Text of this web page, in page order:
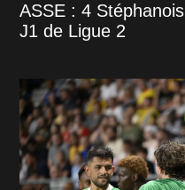
ASSE : 4
J1 de Ligue 2